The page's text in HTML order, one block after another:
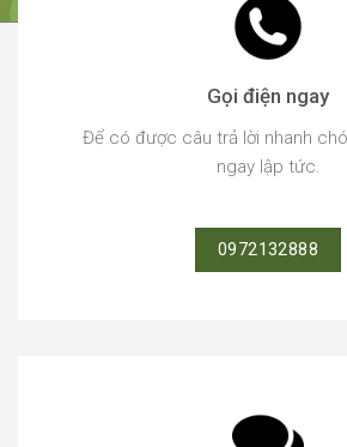
Gọi điện ngay
Để có được câu trả lời nhanh
ngay lập tức.
0972132888